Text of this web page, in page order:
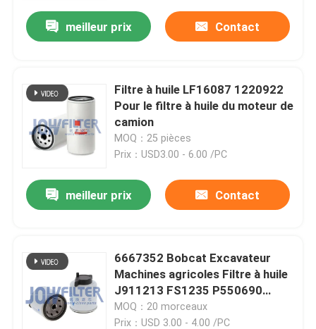
meilleur prix Contact
Filtre à huile LF16087 1220922
Pour le filtre à huile du moteur de
camion
MOQ：25 pièces
Prix：USD3.00 - 6.00 /PC
meilleur prix Contact
6667352 Bobcat Excavateur
Machines agricoles Filtre à huile
J911213 FS1235 P550690
6657635 Filtre diesel
MOQ：20 morceaux
Prix：USD 3.00 - 4.00 /PC